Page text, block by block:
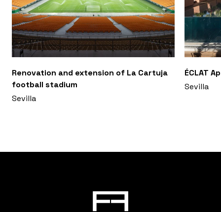
Renovation and extension of La Cartuja
football stadium
Sevilla
ÉCLAT
Sevilla